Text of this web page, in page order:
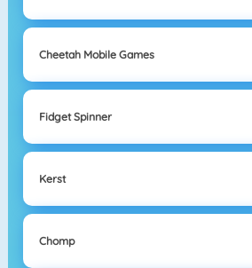
Cheetah Mobile Games
Fidget Spinner
Kerst
Chomp